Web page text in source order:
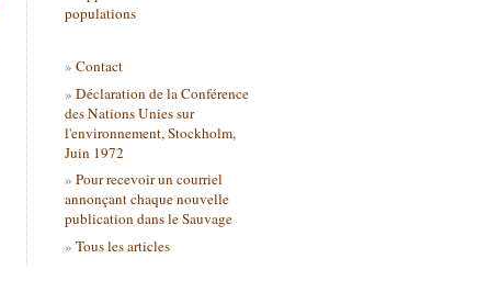
populations
Contact
Déclaration de la Conférence
des Nations Unies sur
l'environnement, Stockholm,
Juin 1972
Pour recevoir un courriel
annonçant chaque nouvelle
publication dans le Sauvage
Tous les articles